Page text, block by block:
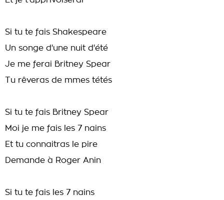
Si tu te fais Shakespeare
Un songe d'une nuit d'été
Je me ferai Britney Spear
Tu rêveras de mmes tétés
Si tu te fais Britney Spear
Moi je me fais les 7 nains
Et tu connaitras le pire
Demande à Roger Anin
Si tu te fais les 7 nains